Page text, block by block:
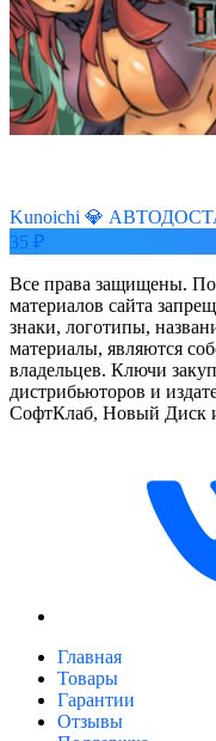
Kunoichi 💎
35 ₽
Все права защищены.
материалов сайта
знаки, логотипы,
материалы, являются
владельцев. Ключи
дистрибьюторов и
СофтКлаб, Новый Диск
Главная
Товары
Гарантии
Отзывы